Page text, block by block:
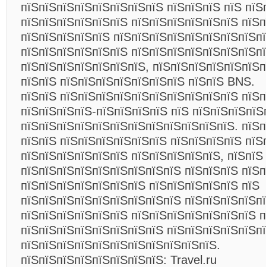
пїЅпїЅпїЅпїЅпїЅпїЅпїЅпїЅ пїЅпїЅпїЅ пїЅ
пїЅпїЅпїЅпїЅпїЅпїЅ пїЅпїЅпїЅпїЅпїЅпїЅ
пїЅпїЅпїЅпїЅпїЅ
пїЅпїЅпїЅпїЅпїЅпїЅ
пїЅпїЅпїЅпїЅпїЅпїЅпїЅ,
пїЅпїЅ пїЅпїЅпїЅпїЅпїЅпїЅпїЅ пїЅпїЅ BNS.
пїЅпїЅ пїЅпїЅпїЅпїЅпїЅпїЅпїЅпїЅпїЅпїЅ
пїЅпїЅпїЅпїЅ-пїЅпїЅпїЅпїЅ пїЅ
пїЅпїЅпїЅпїЅпїЅпїЅпїЅпїЅпїЅпїЅпїЅпїЅ.
пїЅпїЅ пїЅпїЅпїЅпїЅпїЅпїЅ пїЅпїЅпїЅпїЅ
пїЅпїЅпїЅпїЅпїЅпїЅ пїЅпїЅпїЅпїЅпїЅ, пїЅпїЅ
пїЅпїЅпїЅпїЅпїЅпїЅпїЅпїЅпїЅ пїЅпїЅпїЅ
пїЅпїЅпїЅпїЅпїЅпїЅпїЅ пїЅпїЅпїЅпїЅпїЅ пїЅ
пїЅпїЅпїЅпїЅпїЅпїЅпїЅпїЅпїЅ
пїЅпїЅпїЅпїЅпїЅпїЅ пїЅпїЅпїЅпїЅпїЅпїЅпїЅ
пїЅпїЅпїЅпїЅпїЅпїЅпїЅпїЅ
пїЅпїЅпїЅпїЅпїЅпїЅпїЅпїЅпїЅпїЅпїЅ.
пїЅпїЅпїЅпїЅпїЅпїЅпїЅпїЅ: Travel.ru